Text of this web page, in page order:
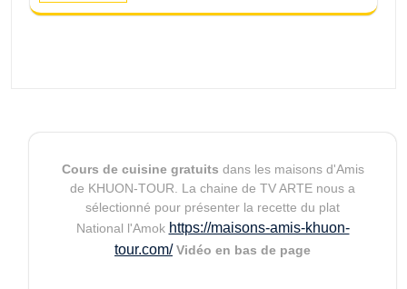
Cours de cuisine gratuits dans les maisons d'Amis
de KHUON-TOUR. La chaine de TV ARTE nous a
sélectionné pour présenter la recette du plat
National l'Amok https://maisons-amis-khuon-
tour.com/ Vidéo en bas de page